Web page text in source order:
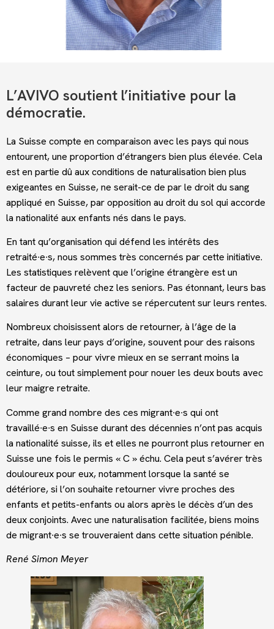
L’AVIVO soutient l’initiative pour la
démocratie.
La Suisse compte en comparaison avec les pays qui nous
entourent, une proportion d’étrangers bien plus élevée. Cela
est en partie dû aux conditions de naturalisation bien plus
exigeantes en Suisse, ne serait-ce de par le droit du sang
appliqué en Suisse, par opposition au droit du sol qui accorde
la nationalité aux enfants nés dans le pays.
En tant qu’organisation qui défend les intérêts des
retraité∙e∙s, nous sommes très concernés par cette initiative.
Les statistiques relèvent que l’origine étrangère est un
facteur de pauvreté chez les seniors. Pas étonnant, leurs bas
salaires durant leur vie active se répercutent sur leurs rentes.
Nombreux choisissent alors de retourner, à l’âge de la
retraite, dans leur pays d’origine, souvent pour des raisons
économiques – pour vivre mieux en se serrant moins la
ceinture, ou tout simplement pour nouer les deux bouts avec
leur maigre retraite.
Comme grand nombre des ces migrant∙e∙s qui ont
travaillé∙e∙s en Suisse durant des décennies n’ont pas acquis
la nationalité suisse, ils et elles ne pourront plus retourner en
Suisse une fois le permis « C » échu. Cela peut s’avérer très
douloureux pour eux, notamment lorsque la santé se
détériore, si l’on souhaite retourner vivre proches des
enfants et petits-enfants ou alors après le décès d’un des
deux conjoints. Avec une naturalisation facilitée, biens moins
de migrant∙e∙s se trouveraient dans cette situation pénible.
René Simon Meyer